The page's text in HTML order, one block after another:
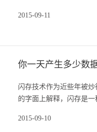
2015-09-11
你一天产生多少数
闪存技术作为近些年被
的字面上解释，闪存是
2015-09-10